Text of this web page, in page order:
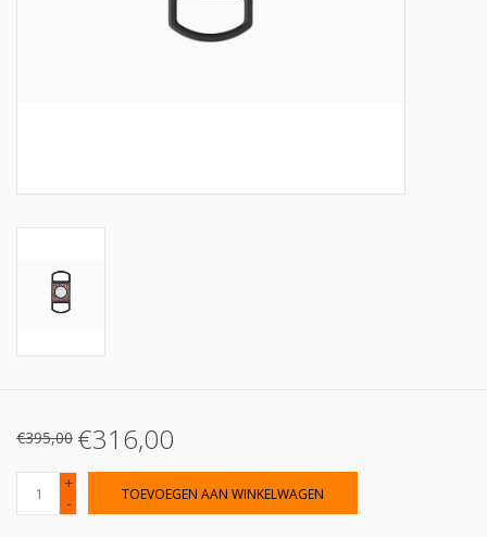
€395,00 €316,00
+
-
TOEVOEGEN AAN WINKELWAGEN